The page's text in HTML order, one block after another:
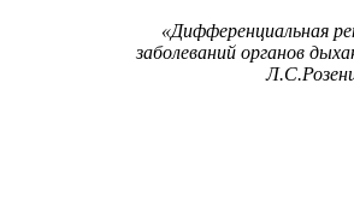
«Дифференциальная
заболеваний органов